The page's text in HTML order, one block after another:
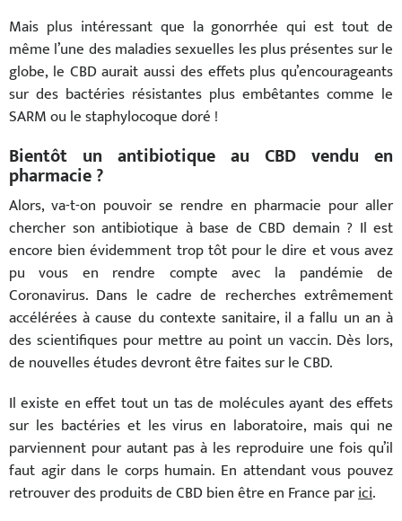
Mais plus intéressant que la gonorrhée qui est tout de
même l’une des maladies sexuelles les plus présentes sur le
globe, le CBD aurait aussi des effets plus qu’encourageants
sur des bactéries résistantes plus embêtantes comme le
SARM ou le staphylocoque doré !
Bientôt un antibiotique au CBD vendu en
pharmacie ?
Alors, va-t-on pouvoir se rendre en pharmacie pour aller
chercher son antibiotique à base de CBD demain ? Il est
encore bien évidemment trop tôt pour le dire et vous avez
pu vous en rendre compte avec la pandémie de
Coronavirus. Dans le cadre de recherches extrêmement
accélérées à cause du contexte sanitaire, il a fallu un an à
des scientifiques pour mettre au point un vaccin. Dès lors,
de nouvelles études devront être faites sur le CBD.
Il existe en effet tout un tas de molécules ayant des effets
sur les bactéries et les virus en laboratoire, mais qui ne
parviennent pour autant pas à les reproduire une fois qu’il
faut agir dans le corps humain. En attendant vous pouvez
retrouver des produits de CBD bien être en France parici.